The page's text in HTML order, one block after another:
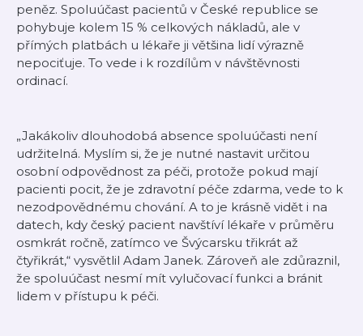
peněz. Spoluúčast pacientů v České republice se
pohybuje kolem 15 % celkových nákladů, ale v
přímých platbách u lékaře ji většina lidí výrazně
nepociťuje. To vede i k rozdílům v návštěvnosti
ordinací.
„Jakákoliv dlouhodobá absence spoluúčasti není
udržitelná. Myslím si, že je nutné nastavit určitou
osobní odpovědnost za péči, protože pokud mají
pacienti pocit, že je zdravotní péče zdarma, vede to k
nezodpovědnému chování. A to je krásně vidět i na
datech, kdy český pacient navštíví lékaře v průměru
osmkrát ročně, zatímco ve Švýcarsku třikrát až
čtyřikrát,“ vysvětlil Adam Janek. Zároveň ale zdůraznil,
že spoluúčast nesmí mít vylučovací funkci a bránit
lidem v přístupu k péči.